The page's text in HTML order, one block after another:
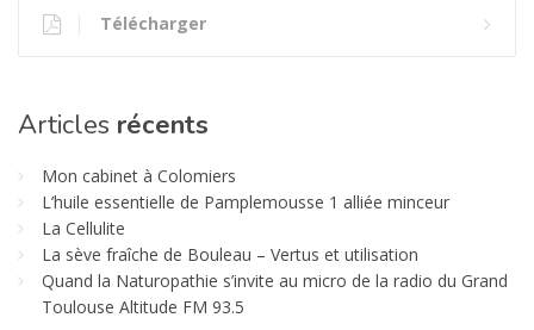
Télécharger
Articles récents
Mon cabinet à Colomiers
L’huile essentielle de Pamplemousse 1 alliée minceur
La Cellulite
La sève fraîche de Bouleau – Vertus et utilisation
Quand la Naturopathie s’invite au micro de la radio du Grand
Toulouse Altitude FM 93.5